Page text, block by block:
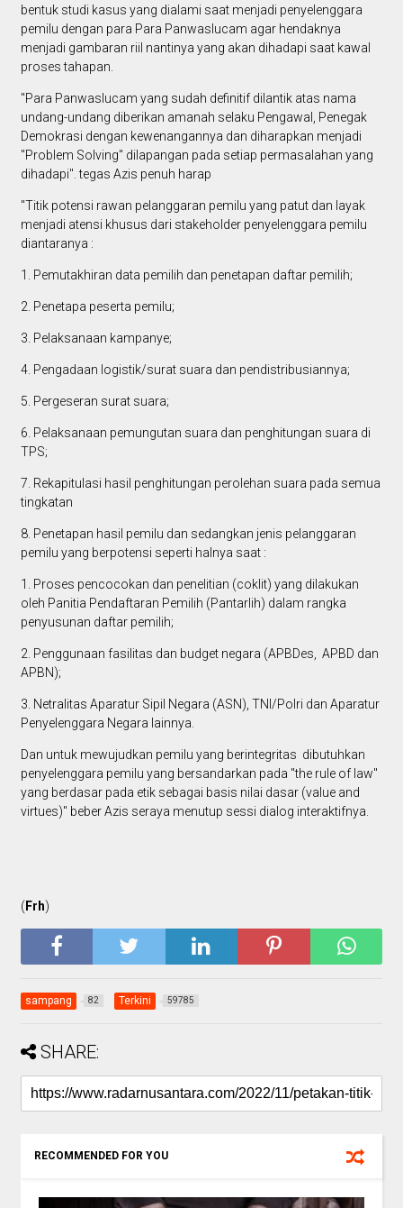
bentuk studi kasus yang dialami saat menjadi penyelenggara
pemilu dengan para Para Panwaslucam agar hendaknya
menjadi gambaran riil nantinya yang akan dihadapi saat kawal
proses tahapan.
"Para Panwaslucam yang sudah definitif dilantik atas nama
undang-undang diberikan amanah selaku Pengawal, Penegak
Demokrasi dengan kewenangannya dan diharapkan menjadi
"Problem Solving" dilapangan pada setiap permasalahan yang
dihadapi". tegas Azis penuh harap
"Titik potensi rawan pelanggaran pemilu yang patut dan layak
menjadi atensi khusus dari stakeholder penyelenggara pemilu
diantaranya :
1. Pemutakhiran data pemilih dan penetapan daftar pemilih;
2. Penetapa peserta pemilu;
3. Pelaksanaan kampanye;
4. Pengadaan logistik/surat suara dan pendistribusiannya;
5. Pergeseran surat suara;
6. Pelaksanaan pemungutan suara dan penghitungan suara di
TPS;
7. Rekapitulasi hasil penghitungan perolehan suara pada semua
tingkatan
8. Penetapan hasil pemilu dan sedangkan jenis pelanggaran
pemilu yang berpotensi seperti halnya saat :
1. Proses pencocokan dan penelitian (coklit) yang dilakukan
oleh Panitia Pendaftaran Pemilih (Pantarlih) dalam rangka
penyusunan daftar pemilih;
2. Penggunaan fasilitas dan budget negara (APBDes, APBD dan
APBN);
3. Netralitas Aparatur Sipil Negara (ASN), TNI/Polri dan Aparatur
Penyelenggara Negara lainnya.
Dan untuk mewujudkan pemilu yang berintegritas dibutuhkan
penyelenggara pemilu yang bersandarkan pada "the rule of law"
yang berdasar pada etik sebagai basis nilai dasar (value and
virtues)" beber Azis seraya menutup sessi dialog interaktifnya.
( Frh)
sampang 82 Terkini 59785
SHARE:
RECOMMENDED FOR YOU